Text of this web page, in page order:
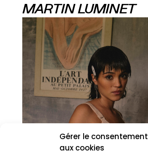
Gérer le consentement
aux cookies
MARTIN LUMINET